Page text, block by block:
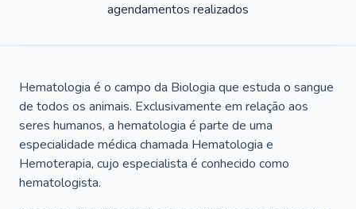
agendamentos realizados
Hematologia é o campo da Biologia que estuda o sangue
de todos os animais. Exclusivamente em relação aos
seres humanos, a hematologia é parte de uma
especialidade médica chamada Hematologia e
Hemoterapia, cujo especialista é conhecido como
hematologista.